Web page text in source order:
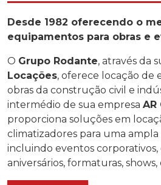
Desde 1982 oferecendo o
equipamentos para obras e
O Grupo Rodante, através da
Locações, oferece locação de
obras da construção civil e
intermédio de sua empresa AR
proporciona soluções em
climatizadores para uma ampla
incluindo eventos corporativos,
aniversários, formaturas,